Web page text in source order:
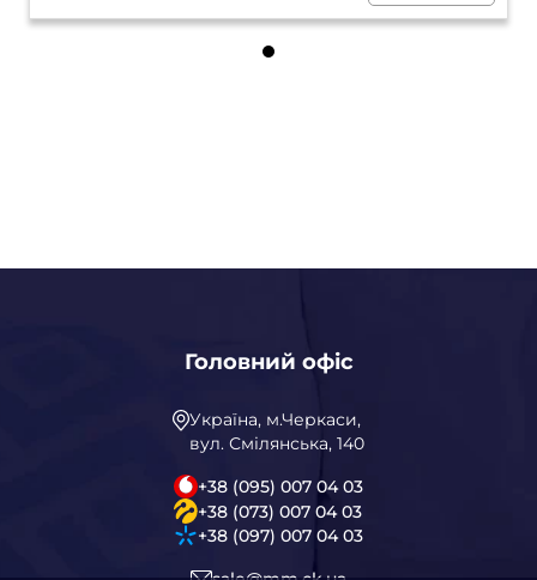
Головний офіс
Україна, м.Черкаси,
вул. Смілянська, 140
+38 (095) 007 04 03
+38 (073) 007 04 03
+38 (097) 007 04 03